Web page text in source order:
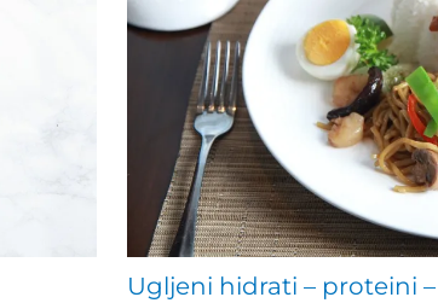
Ugljeni hidrati – proteini